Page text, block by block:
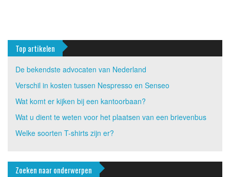
Top artikelen
De bekendste advocaten van Nederland
Verschil in kosten tussen Nespresso en Senseo
Wat komt er kijken bij een kantoorbaan?
Wat u dient te weten voor het plaatsen van een brievenbus
Welke soorten T-shirts zijn er?
Zoeken naar onderwerpen